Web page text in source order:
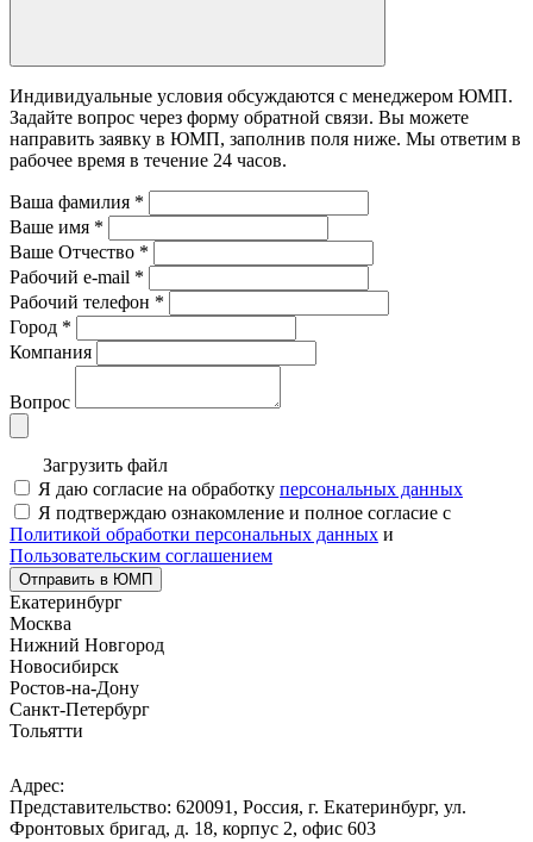
Индивидуальные условия обсуждаются с менеджером ЮМП.
Задайте вопрос через форму обратной связи. Вы можете
направить заявку в ЮМП, заполнив поля ниже. Mы ответим в
рабочее время в течение 24 часов.
Ваша фамилия *
Ваше имя *
Ваше Отчество *
Рабочий e-mail *
Рабочий телефон *
Город *
Компания
Вопрос
Загрузить файл
Я даю согласие на обработку персональных данных
Я подтверждаю ознакомление и полное согласие с
Политикой обработки персональных данных и
Пользовательским соглашением
Отправить в ЮМП
Екатеринбург
Москва
Нижний Новгород
Новосибирск
Ростов-на-Дону
Санкт-Петербург
Тольятти
Адрес:
Представительство: 620091, Россия, г. Екатеринбург, ул.
Фронтовых бригад, д. 18, корпус 2, офис 603